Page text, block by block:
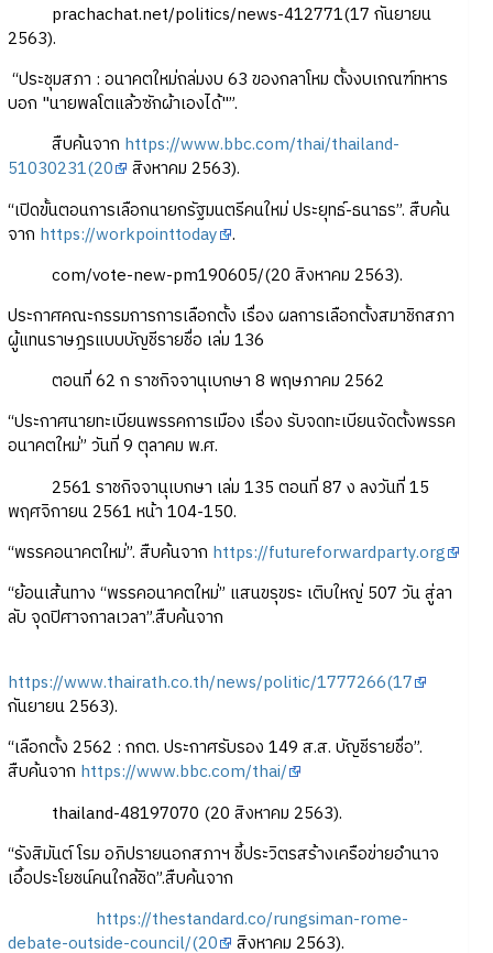
prachachat.net/politics/news-412771(17 กันยายน
2563).
“ประชุมสภา : อนาคตใหม่ถล่มงบ 63 ของกลาโหม ตั้งงบเกณฑ์ทหาร
บอก "นายพลโตแล้วซักผ้าเองได้"”.
สืบค้นจาก https://www.bbc.com/thai/thailand-
51030231(20
สิงหาคม 2563).
“เปิดขั้นตอนการเลือกนายกรัฐมนตรีคนใหม่ ประยุทธ์-ธนาธร”. สืบค้น
จาก https://workpointtoday .
com/vote-new-pm190605/(20 สิงหาคม 2563).
ประกาศคณะกรรมการการเลือกตั้ง เรื่อง ผลการเลือกตั้งสมาชิกสภา
ผู้แทนราษฎรแบบบัญชีรายชื่อ เล่ม 136
ตอนที่ 62 ก ราชกิจจานุเบกษา 8 พฤษภาคม 2562
“ประกาศนายทะเบียนพรรคการเมือง เรื่อง รับจดทะเบียนจัดตั้งพรรค
อนาคตใหม่” วันที่ 9 ตุลาคม พ.ศ.
2561 ราชกิจจานุเบกษา เล่ม 135 ตอนที่ 87 ง ลงวันที่ 15
พฤศจิกายน 2561 หน้า 104-150.
“พรรคอนาคตใหม่”. สืบค้นจาก https://futureforwardparty.org
“ย้อนเส้นทาง “พรรคอนาคตใหม่” แสนขรุขระ เติบใหญ่ 507 วัน สู่ลา
ลับ จุดปิศาจกาลเวลา”.สืบค้นจาก
https://www.thairath.co.th/news/politic/1777266(17
กันยายน 2563).
“เลือกตั้ง 2562 : กกต. ประกาศรับรอง 149 ส.ส. บัญชีรายชื่อ”.
สืบค้นจาก https://www.bbc.com/thai/
thailand-48197070 (20 สิงหาคม 2563).
“รังสิมันต์ โรม อภิปรายนอกสภาฯ ชี้ประวิตรสร้างเครือข่ายอำนาจ
เอื้อประโยชน์คนใกล้ชิด”.สืบค้นจาก
https://thestandard.co/rungsiman-rome-
debate-outside-council/(20
สิงหาคม 2563).